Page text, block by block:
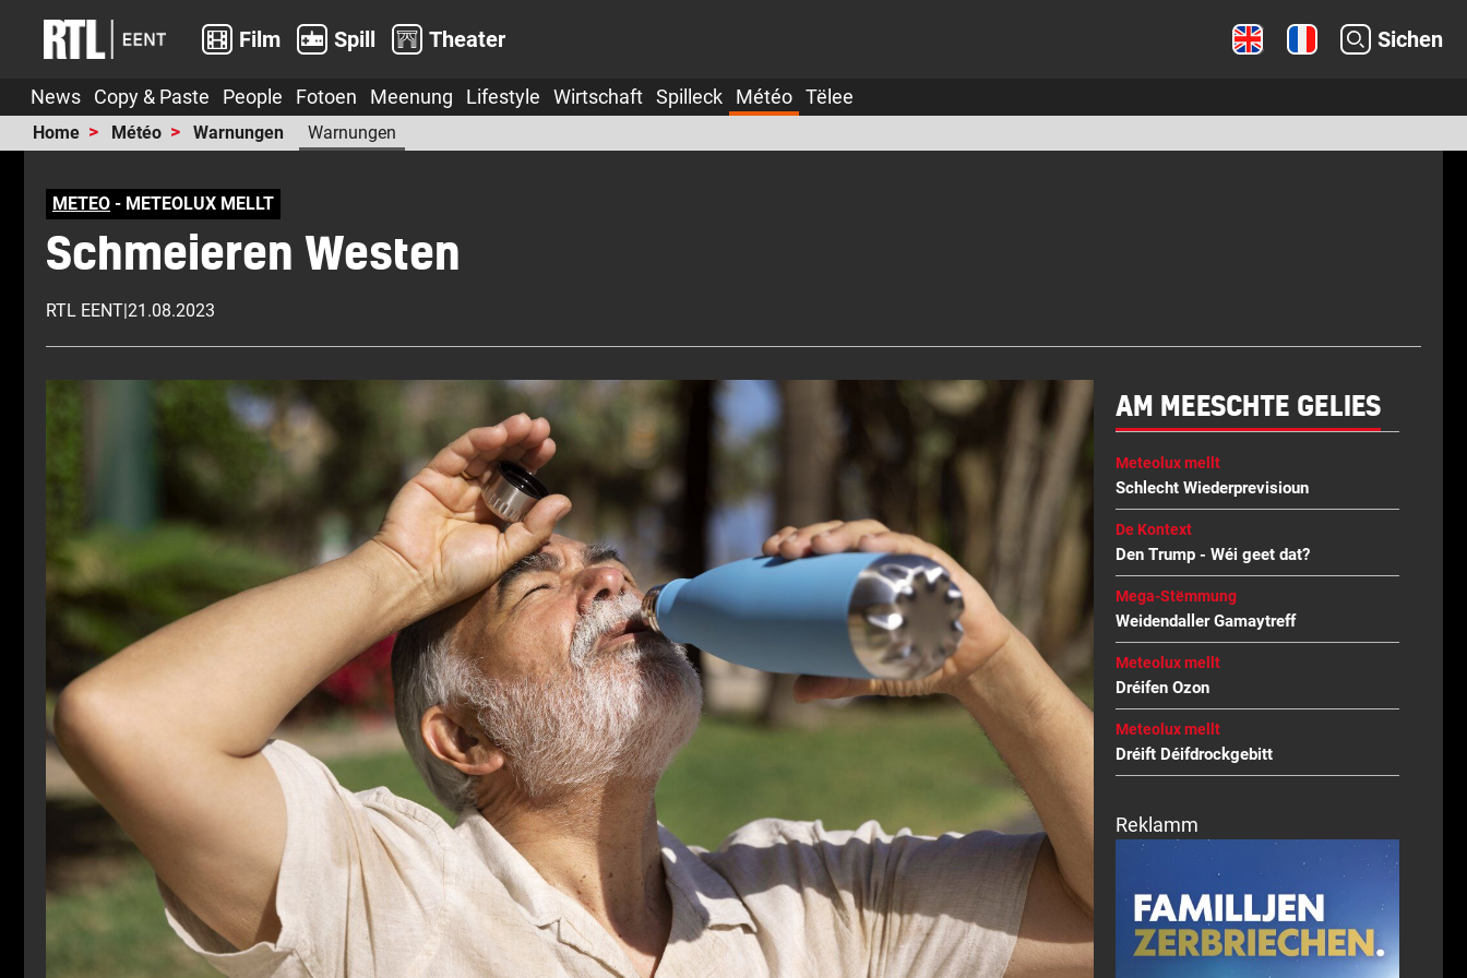
Film Spill Theater Sichen
News Copy & Paste People Fotoen Meenung Lifestyle Wirtschaft Spilleck Météo Tëlee
Home Météo Warnungen Warnungen
METEO - METEOLUX MELLT
Schmeieren Westen
RTL EENT|21.08.2023
AM MEESCHTE GELIES
Meteolux mellt
Schlecht Wiederprevisioun
De Kontext
Den Trump - Wéi geet dat?
Mega-Stëmmung
Weidendaller Gamaytreff
Meteolux mellt
Dréifen Ozon
Meteolux mellt
Dréift Déifdrockgebitt
Reklamm